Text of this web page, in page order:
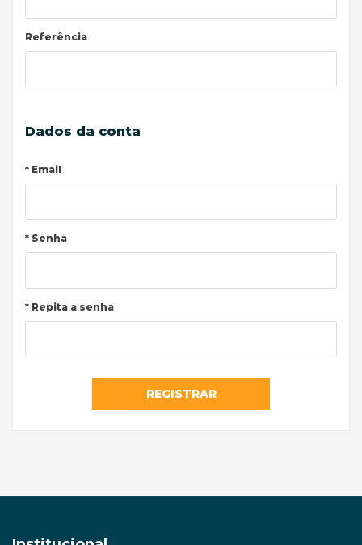
Referência
Dados da conta
* Email
* Senha
* Repita a senha
REGISTRAR